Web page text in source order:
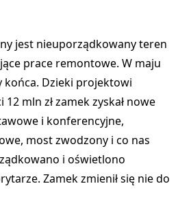
jest nieuporządkowany teren
prace remontowe. W maju
końca. Dzieki projektowi
mln zł zamek zyskał nowe
i konferencyjne,
most zwodzony i co nas
i oświetlono
Zamek zmienił się nie do